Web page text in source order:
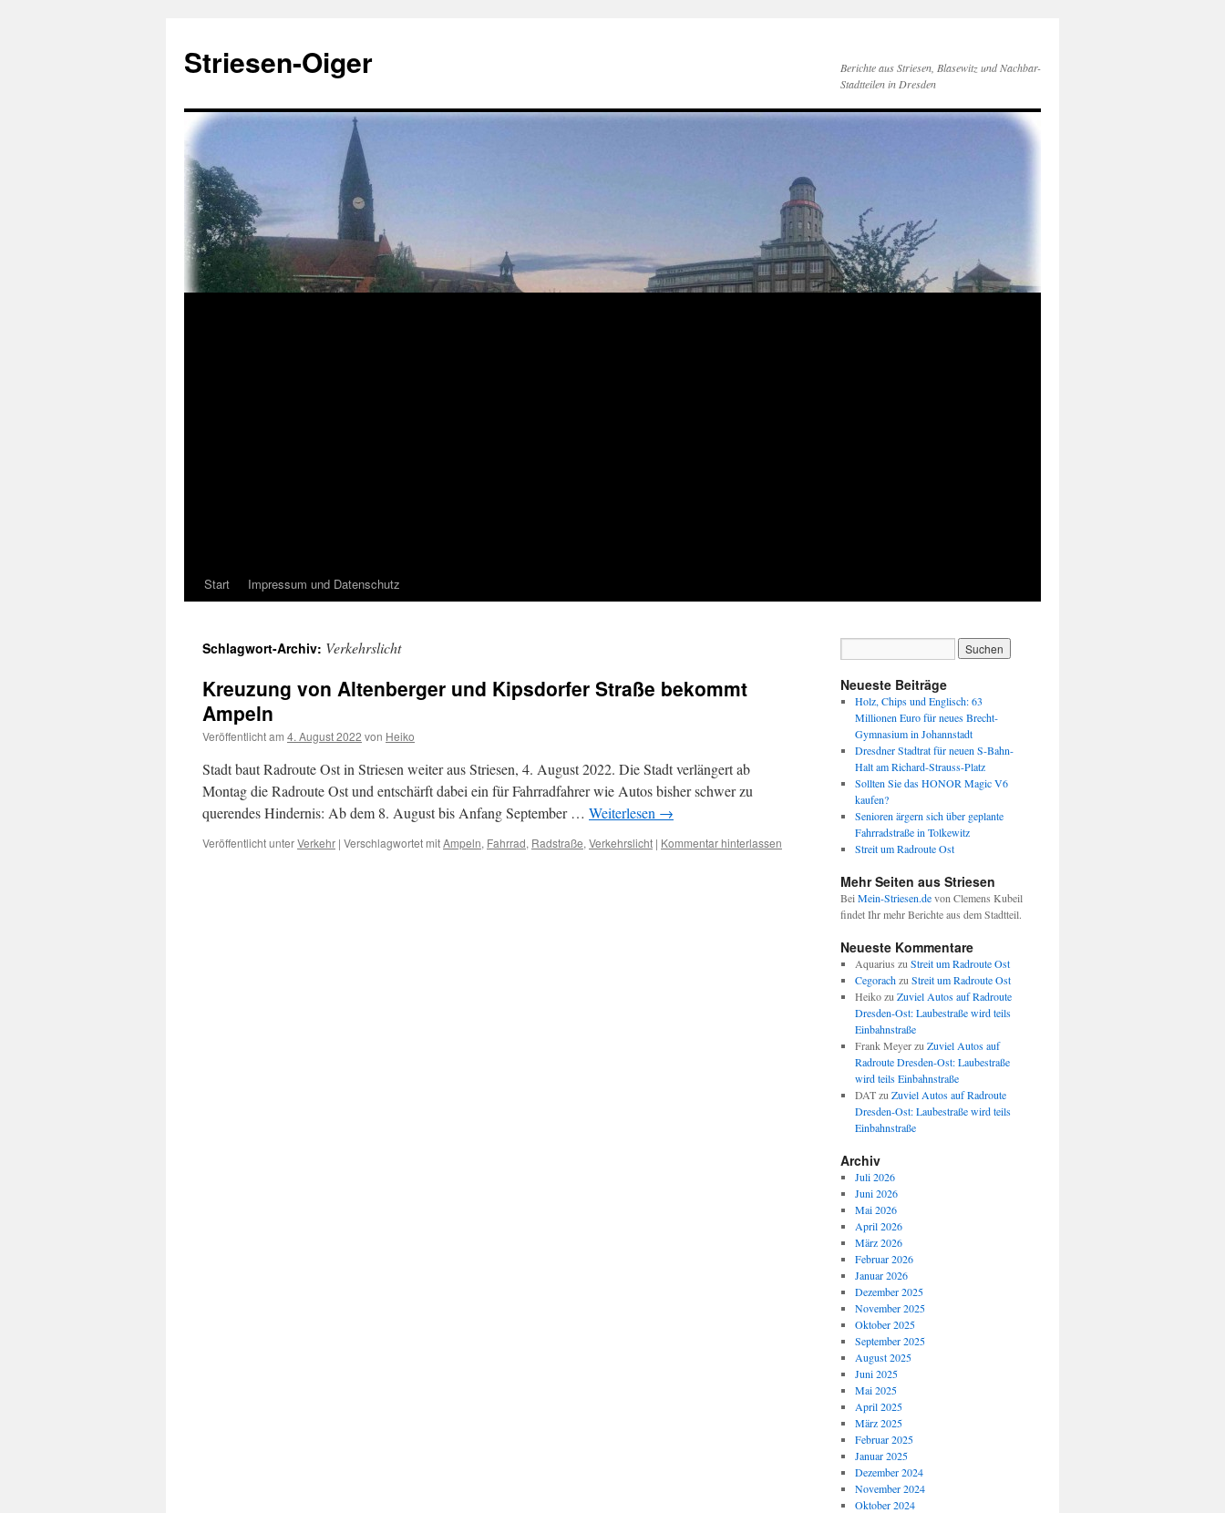
springen
Striesen-Oiger
Berichte aus Striesen, Blasewitz und Nachbar-
Stadtteilen in Dresden
Start Impressum und Datenschutz
Schlagwort-Archiv: Verkehrslicht
Kreuzung von Altenberger und Kipsdorfer Straße bekommt
Ampeln
Veröffentlicht am 4. August 2022 von Heiko
Stadt baut Radroute Ost in Striesen weiter aus Striesen, 4. August 2022. Die Stadt verlängert ab
Montag die Radroute Ost und entschärft dabei ein für Fahrradfahrer wie Autos bisher schwer zu
querendes Hindernis: Ab dem 8. August bis Anfang September … Weiterlesen →
Veröffentlicht unterVerkehr | Verschlagwortet mitAmpeln, Fahrrad, Radstraße, Verkehrslicht | Kommentar hinterlassen
Neueste Beiträge
Holz, Chips und Englisch: 63
Millionen Euro für neues Brecht-
Gymnasium in Johannstadt
Dresdner Stadtrat für neuen S-Bahn-
Halt am Richard-Strauss-Platz
Sollten Sie das HONOR Magic V6
kaufen?
Senioren ärgern sich über geplante
Fahrradstraße in Tolkewitz
Streit um Radroute Ost
Mehr Seiten aus Striesen
Bei Mein-Striesen.devon Clemens Kubeil
findet Ihr mehr Berichte aus dem Stadtteil.
Neueste Kommentare
Aquarius zu Streit um Radroute Ost
Cegorachzu Streit um Radroute Ost
Heikozu Zuviel Autos auf Radroute
Dresden-Ost: Laubestraße wird teils
Einbahnstraße
Frank Meyerzu Zuviel Autos auf
Radroute Dresden-Ost: Laubestraße
wird teils Einbahnstraße
DATzu Zuviel Autos auf Radroute
Dresden-Ost: Laubestraße wird teils
Einbahnstraße
Archiv
Juli 2026
Juni 2026
Mai 2026
April 2026
März 2026
Februar 2026
Januar 2026
Dezember 2025
November 2025
Oktober 2025
September 2025
August 2025
Juni 2025
Mai 2025
April 2025
März 2025
Februar 2025
Januar 2025
Dezember 2024
November 2024
Oktober 2024